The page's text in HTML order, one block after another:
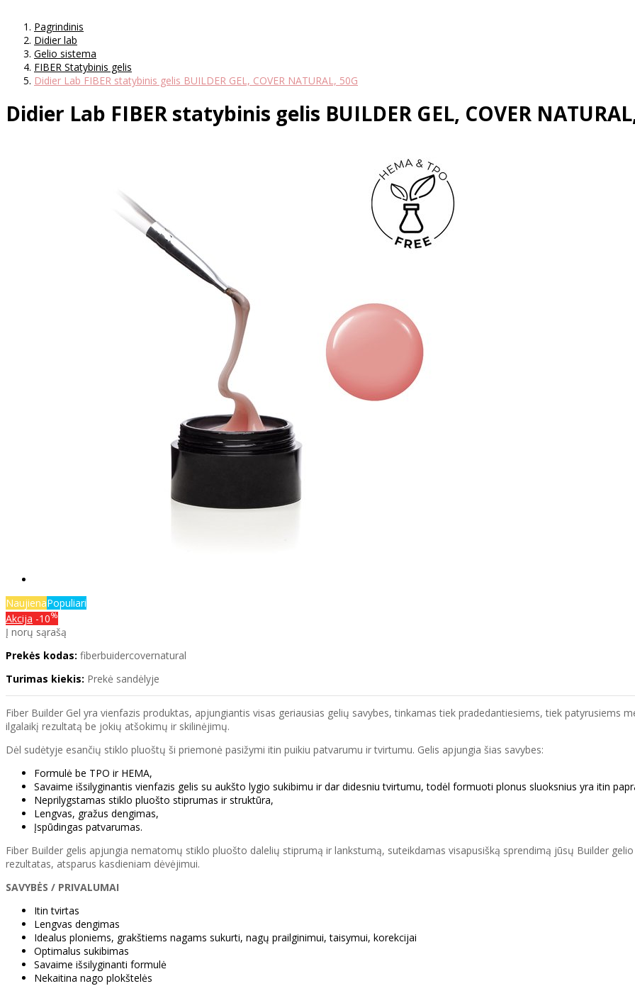
Pagrindinis
Didier lab
Gelio sistema
FIBER Statybinis gelis
Didier Lab FIBER statybinis gelis BUILDER GEL, COVER NATURAL, 50G
Didier Lab FIBER statybinis gelis BUILDER GEL, COVER
NaujienaPopuliari
Akcija -10%
Į norų sąrašą
Prekės kodas: fiberbuidercovernatural
Turimas kiekis: Prekė sandėlyje
Fiber Builder Gel yra vienfazis produktas, apjungiantis visas geriausias gelių savybes, tinkamas tiek pradedantiesiems, tiek patyrusiems
ilgalaikį rezultatą be jokių atšokimų ir skilinėjimų.
Dėl sudėtyje esančių stiklo pluoštų ši priemonė pasižymi itin puikiu patvarumu ir tvirtumu. Gelis apjungia šias savybes:
Formulė be TPO ir HEMA,
Savaime išsilyginantis vienfazis gelis su aukšto lygio sukibimu ir dar didesniu tvirtumu, todėl formuoti plonus sluoksnius yra itin
Neprilygstamas stiklo pluošto stiprumas ir struktūra,
Lengvas, gražus dengimas,
Įspūdingas patvarumas.
Fiber Builder gelis apjungia nematomų stiklo pluošto dalelių stiprumą ir lankstumą, suteikdamas visapusišką sprendimą jūsų Builder
rezultatas, atsparus kasdieniam dėvėjimui.
SAVYBĖS / PRIVALUMAI
Itin tvirtas
Lengvas dengimas
Idealus ploniems, grakštiems nagams sukurti, nagų prailginimui, taisymui, korekcijai
Optimalus sukibimas
Savaime išsilyginanti formulė
Nekaitina nago plokštelės